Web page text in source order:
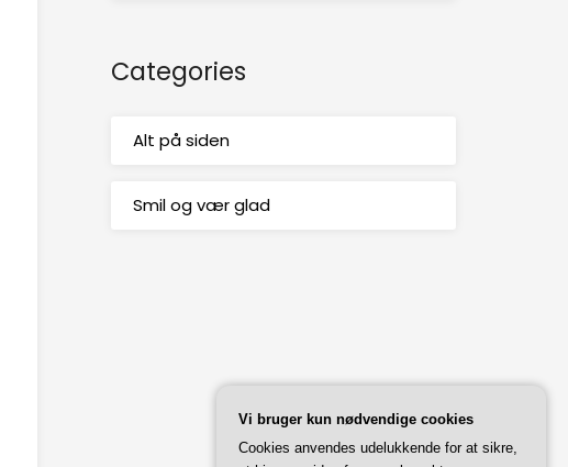
Categories
Alt på siden
Smil og vær glad
Vi bruger kun nødvendige cookies
Cookies anvendes udelukkende for at sikre,